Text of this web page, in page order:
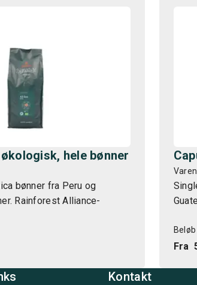
hele bønner
bønner fra Peru og
Rainforest Alliance-
Fra
Kontakt